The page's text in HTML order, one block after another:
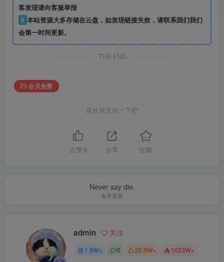
客发现请向客服举报
6 本站资源大多存储在云盘，如发现链接失效，请联系我们我们
会第一时间更新。
THE END
会员免费
喜欢就支持一下吧
点赞 8 分享 收藏
Never say die.
永不言弃
admin 关注
1.9W+ 0 22.9W+ 1023W+